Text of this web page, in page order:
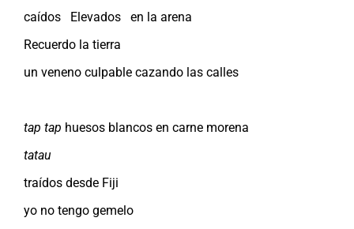
caídos Elevados en la arena
Recuerdo la tierra
un veneno culpable cazando las calles
tap tap huesos blancos en carne morena
tatau
traídos desde Fiji
yo no tengo gemelo